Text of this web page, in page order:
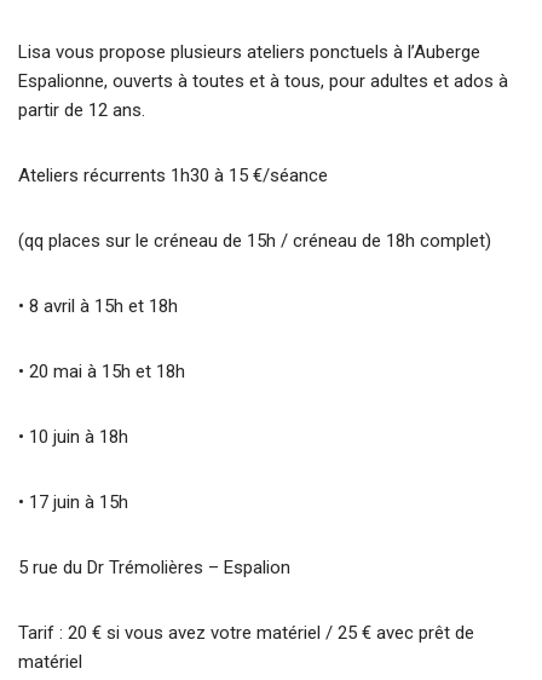
Lisa vous propose plusieurs ateliers ponctuels à l’Auberge
Espalionne, ouverts à toutes et à tous, pour adultes et ados à
partir de 12 ans.
Ateliers récurrents 1h30 à 15 €/séance
(qq places sur le créneau de 15h / créneau de 18h complet)
• 8 avril à 15h et 18h
• 20 mai à 15h et 18h
• 10 juin à 18h
• 17 juin à 15h
5 rue du Dr Trémolières – Espalion
Tarif : 20 € si vous avez votre matériel / 25 € avec prêt de
matériel